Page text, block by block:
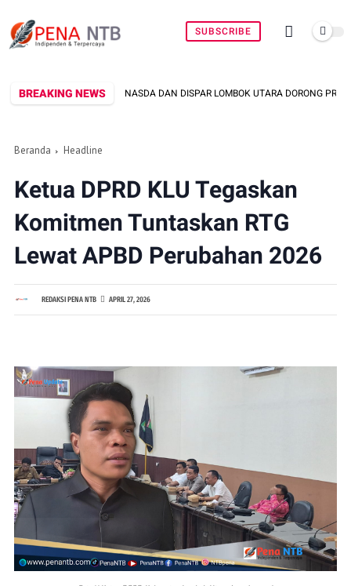
SUBSCRIBE
BREAKING NEWS
DAN DISPAR LOMBOK UTARA DORONG PROMOSI WASTRA LOKAL
Beranda Headline
Ketua DPRD KLU Tegaskan
Komitmen Tuntaskan RTG
Lewat APBD Perubahan 2026
REDAKSI PENA NTB APRIL 27, 2026